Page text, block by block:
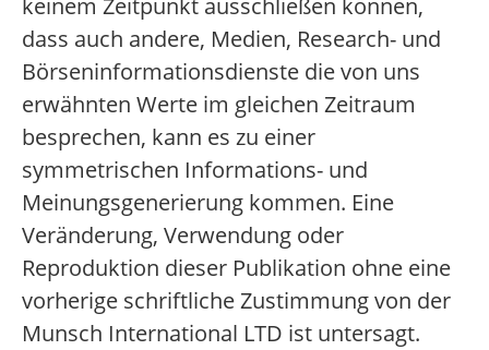
keinem Zeitpunkt ausschließen können,
dass auch andere, Medien, Research- und
Börseninformationsdienste die von uns
erwähnten Werte im gleichen Zeitraum
besprechen, kann es zu einer
symmetrischen Informations- und
Meinungsgenerierung kommen. Eine
Veränderung, Verwendung oder
Reproduktion dieser Publikation ohne eine
vorherige schriftliche Zustimmung von der
Munsch International LTD ist untersagt.